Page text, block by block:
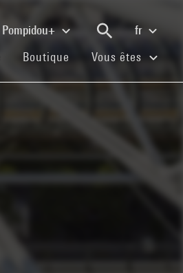
Pompidou+
fr
(current)
Boutique (current)
Vous êtes